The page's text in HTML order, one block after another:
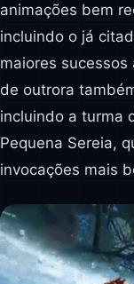
animações bem
incluindo o já
maiores sucessos
de outrora
incluindo a turma
Pequena Sereia,
invocações mais